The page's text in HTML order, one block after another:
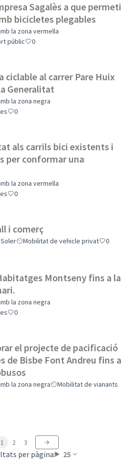
Sagalès a que permeti
bicicletes plegables
la zona vermella
públic
0
ciclable al carrer Pare Huix
Generalitat
la zona negra
0
als carrils bici existents i
per conformar una
la zona vermella
0
i comerç
Mobilitat de vehicle privat 0
Montseny fins a la
la zona negra
0
el projecte de pacificació
de Bisbe Font Andreu fins a
la zona negra
Mobilitat de vianants
per pàgina: 25
1 2 3